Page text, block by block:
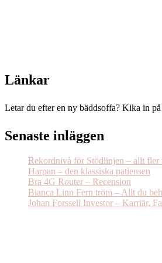
Länkar
Letar du efter en ny bäddsoffa? Kika in på
Senaste inläggen
Rekordnivå för Stödlinjen – allt
Harpan – den klassiska patiensen
Bra 4G Router – Recension
Bianca Linn Fern tröm – Allt du
Johan Forssell Investor – Karriär,